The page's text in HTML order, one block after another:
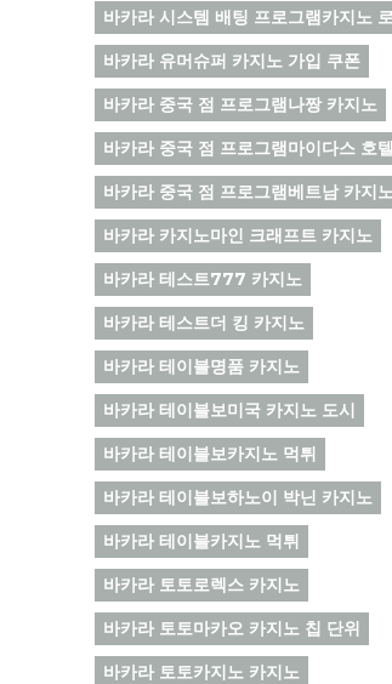
바카라 시스템 배팅 프로그램카지노
바카라 유머슈퍼 카지노 가입 쿠폰
바카라 중국 점 프로그램나짱 카지노
바카라 중국 점 프로그램마이다스 호
바카라 중국 점 프로그램베트남 카지
바카라 카지노마인 크래프트 카지노
바카라 테스트777 카지노
바카라 테스트더 킹 카지노
바카라 테이블명품 카지노
바카라 테이블보미국 카지노 도시
바카라 테이블보카지노 먹튀
바카라 테이블보하노이 박닌 카지노
바카라 테이블카지노 먹튀
바카라 토토로렉스 카지노
바카라 토토마카오 카지노 칩 단위
바카라 토토카지노 카지노